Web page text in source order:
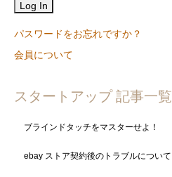
パスワードをお忘れですか？
会員について
スタートアップ 記事一覧
ブラインドタッチをマスターせよ！
ebay ストア契約後のトラブルについて